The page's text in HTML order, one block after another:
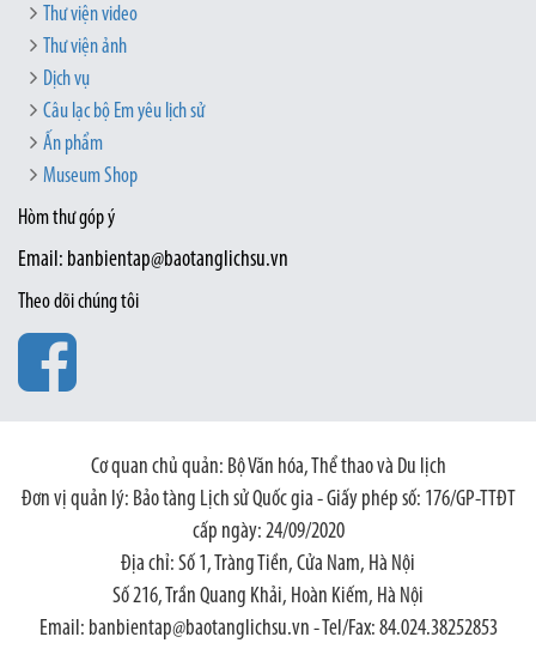
Thư viện video
Thư viện ảnh
Dịch vụ
Câu lạc bộ Em yêu lịch sử
Ấn phẩm
Museum Shop
Hòm thư góp ý
Email: banbientap@baotanglichsu.vn
Theo dõi chúng tôi
Cơ quan chủ quản: Bộ Văn hóa, Thể thao và Du lịch
Đơn vị quản lý: Bảo tàng Lịch sử Quốc gia - Giấy phép số: 176/GP-TTĐT
cấp ngày: 24/09/2020
Địa chỉ: Số 1, Tràng Tiền, Cửa Nam, Hà Nội
Số 216, Trần Quang Khải, Hoàn Kiếm, Hà Nội
Email: banbientap@baotanglichsu.vn - Tel/Fax: 84.024.38252853